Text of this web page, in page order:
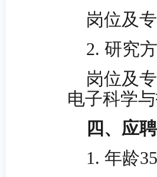
岗位及
2. 研究
岗位及
电子科学与
四、应
1. 年龄